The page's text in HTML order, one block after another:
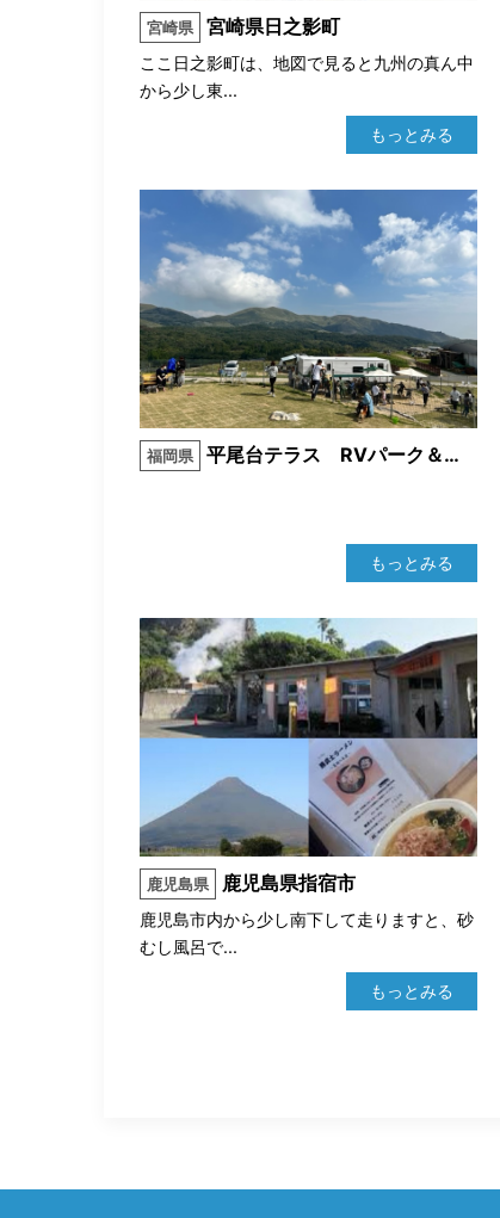
宮崎県 宮崎県日之影町
ここ日之影町は、地図で見ると九州の真ん中
から少し東...
もっとみる
福岡県 平尾台テラス RVパーク＆ドッグラン
もっとみる
鹿児島県 鹿児島県指宿市
鹿児島市内から少し南下して走りますと、砂
むし風呂で...
もっとみる